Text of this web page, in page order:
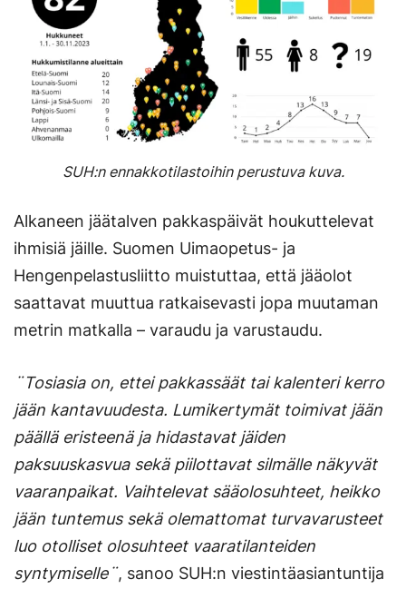
SUH:n ennakkotilastoihin perustuva kuva.
Alkaneen jäätalven pakkaspäivät houkuttelevat
ihmisiä jäille. Suomen Uimaopetus- ja
Hengenpelastusliitto muistuttaa, että jääolot
saattavat muuttua ratkaisevasti jopa muutaman
metrin matkalla – varaudu ja varustaudu.
¨Tosiasia on, ettei pakkassäät tai kalenteri kerro
jään kantavuudesta. Lumikertymät toimivat jään
päällä eristeenä ja hidastavat jäiden
paksuuskasvua sekä piilottavat silmälle näkyvät
vaaranpaikat. Vaihtelevat sääolosuhteet, heikko
jään tuntemus sekä olemattomat turvavarusteet
luo otolliset olosuhteet vaaratilanteiden
syntymiselle¨, sanoo SUH:n viestintäasiantuntija